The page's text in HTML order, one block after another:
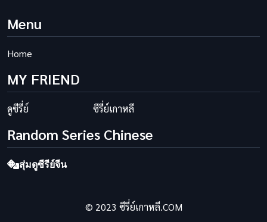
Menu
Home
MY FRIEND
ดูซีรี่ย์ ซีรี่ย์เกาหลี
Random Series Chinese
สุ่มดูซีรีย์จีน
© 2023 ซีรี่ย์เกาหลี.COM